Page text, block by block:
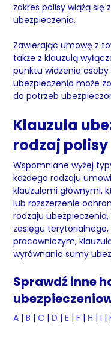
zakres polisy wiążą się
ubezpieczenia.
Zawierając umowę z
także z klauzulą
punktu widzenia osoby
ubezpieczenia może
do potrzeb
Klauzula
rodzaj polisy
Wspomniane wyżej
każdego rodzaju
klauzulami głównymi,
lub rozszerzenie
rodzaju
zasięgu
pracowniczym,
wyrównania sumy
Sprawdź inne
A |B |C |D |E |F |H |I |